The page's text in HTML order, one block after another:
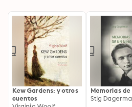
Kew Gardens: y otros
cuentos
Memorias
Stig